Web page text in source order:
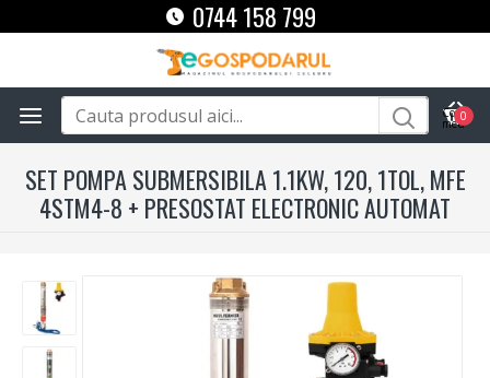
0744 158 799
0
SET POMPA SUBMERSIBILA 1.1KW, 120, 1TOL, MFE
4STM4-8 + PRESOSTAT ELECTRONIC AUTOMAT